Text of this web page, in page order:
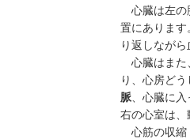
心臓は左の
置にあります
り返しなが
心臓はまた
り、心房どう
脈、心臓に入
右の心室は、
心筋の収縮